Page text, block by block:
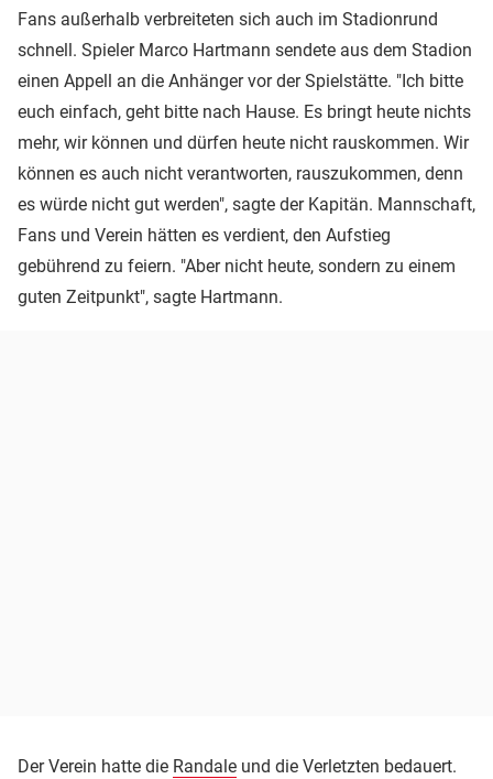
Fans außerhalb verbreiteten sich auch im Stadionrund
schnell. Spieler Marco Hartmann sendete aus dem Stadion
einen Appell an die Anhänger vor der Spielstätte. "Ich bitte
euch einfach, geht bitte nach Hause. Es bringt heute nichts
mehr, wir können und dürfen heute nicht rauskommen. Wir
können es auch nicht verantworten, rauszukommen, denn
es würde nicht gut werden", sagte der Kapitän. Mannschaft,
Fans und Verein hätten es verdient, den Aufstieg
gebührend zu feiern. "Aber nicht heute, sondern zu einem
guten Zeitpunkt", sagte Hartmann.
Der Verein hatte die Randale und die Verletzten bedauert.